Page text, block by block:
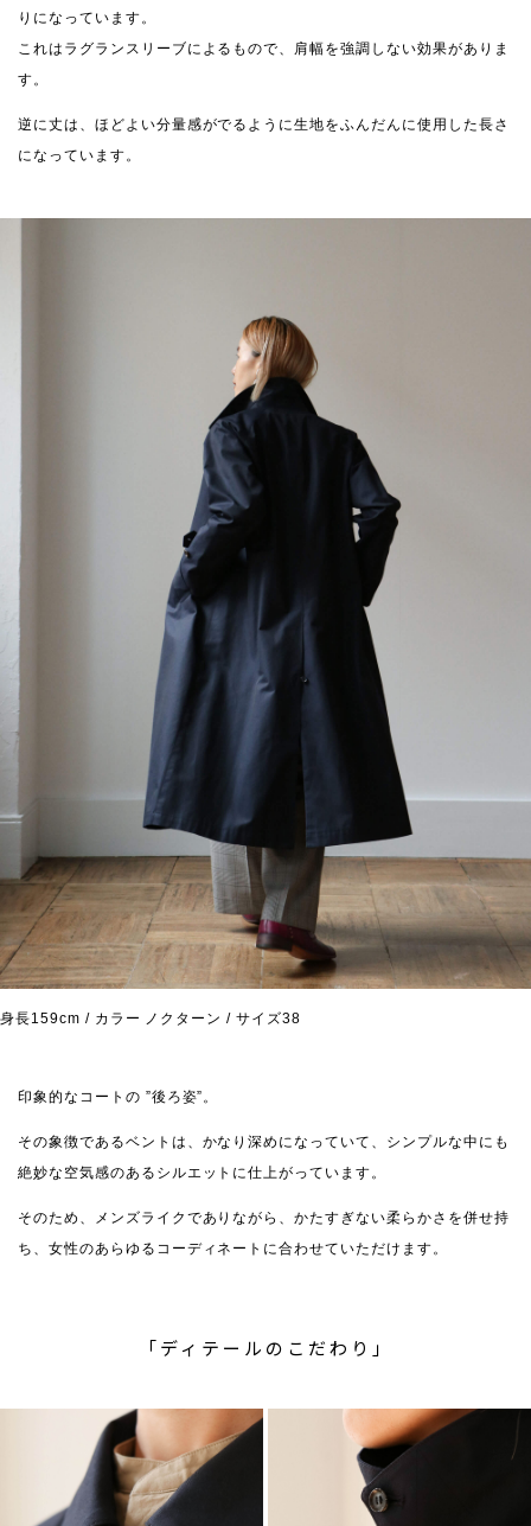
りになっています。
これはラグランスリーブによるもので、肩幅を強調しない効果がありま
す。
逆に丈は、ほどよい分量感がでるように生地をふんだんに使用した長さ
になっています。
身長159cm / カラー ノクターン / サイズ38
印象的なコートの ”後ろ姿”。
その象徴であるベントは、かなり深めになっていて、シンプルな中にも
絶妙な空気感のあるシルエットに仕上がっています。
そのため、メンズライクでありながら、かたすぎない柔らかさを併せ持
ち、女性のあらゆるコーディネートに合わせていただけます。
「ディテールのこだわり」